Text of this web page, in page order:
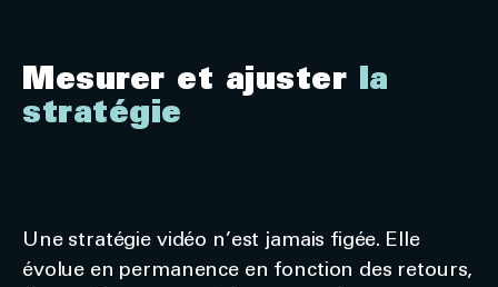
Mesurer et ajuster la
stratégie
Une stratégie vidéo n’est jamais figée. Elle
évolue en permanence en fonction des retours,